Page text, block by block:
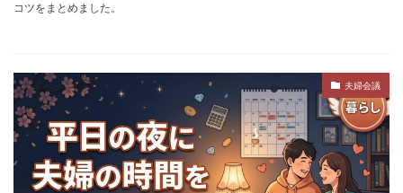
コツをまとめました。
夫婦会議